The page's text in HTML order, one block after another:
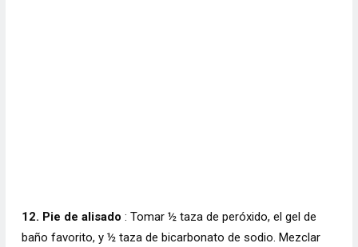
12. Pie de alisado : Tomar ½ taza de peróxido, el gel de
baño favorito, y ½ taza de bicarbonato de sodio. Mezclar